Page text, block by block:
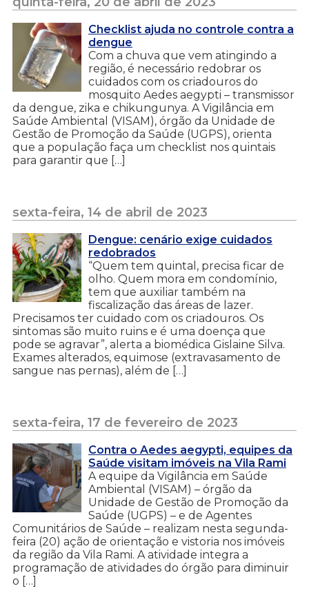
Checklist ajuda no controle contra a
dengue
Com a chuva que vem atingindo a
região, é necessário redobrar os
cuidados com os criadouros do
mosquito Aedes aegypti – transmissor
da dengue, zika e chikungunya. A Vigilância em
Saúde Ambiental (VISAM), órgão da Unidade de
Gestão de Promoção da Saúde (UGPS), orienta
que a população faça um checklist nos quintais
para garantir que […]
sexta-feira, 14 de abril de 2023
Dengue: cenário exige cuidados
redobrados
“Quem tem quintal, precisa ficar de
olho. Quem mora em condomínio,
tem que auxiliar também na
fiscalização das áreas de lazer.
Precisamos ter cuidado com os criadouros. Os
sintomas são muito ruins e é uma doença que
pode se agravar”, alerta a biomédica Gislaine Silva.
Exames alterados, equimose (extravasamento de
sangue nas pernas), além de […]
sexta-feira, 17 de fevereiro de 2023
Contra o Aedes aegypti, equipes da
Saúde visitam imóveis na Vila Rami
A equipe da Vigilância em Saúde
Ambiental (VISAM) – órgão da
Unidade de Gestão de Promoção da
Saúde (UGPS) – e de Agentes
Comunitários de Saúde – realizam nesta segunda-
feira (20) ação de orientação e vistoria nos imóveis
da região da Vila Rami. A atividade integra a
programação de atividades do órgão para diminuir
o […]